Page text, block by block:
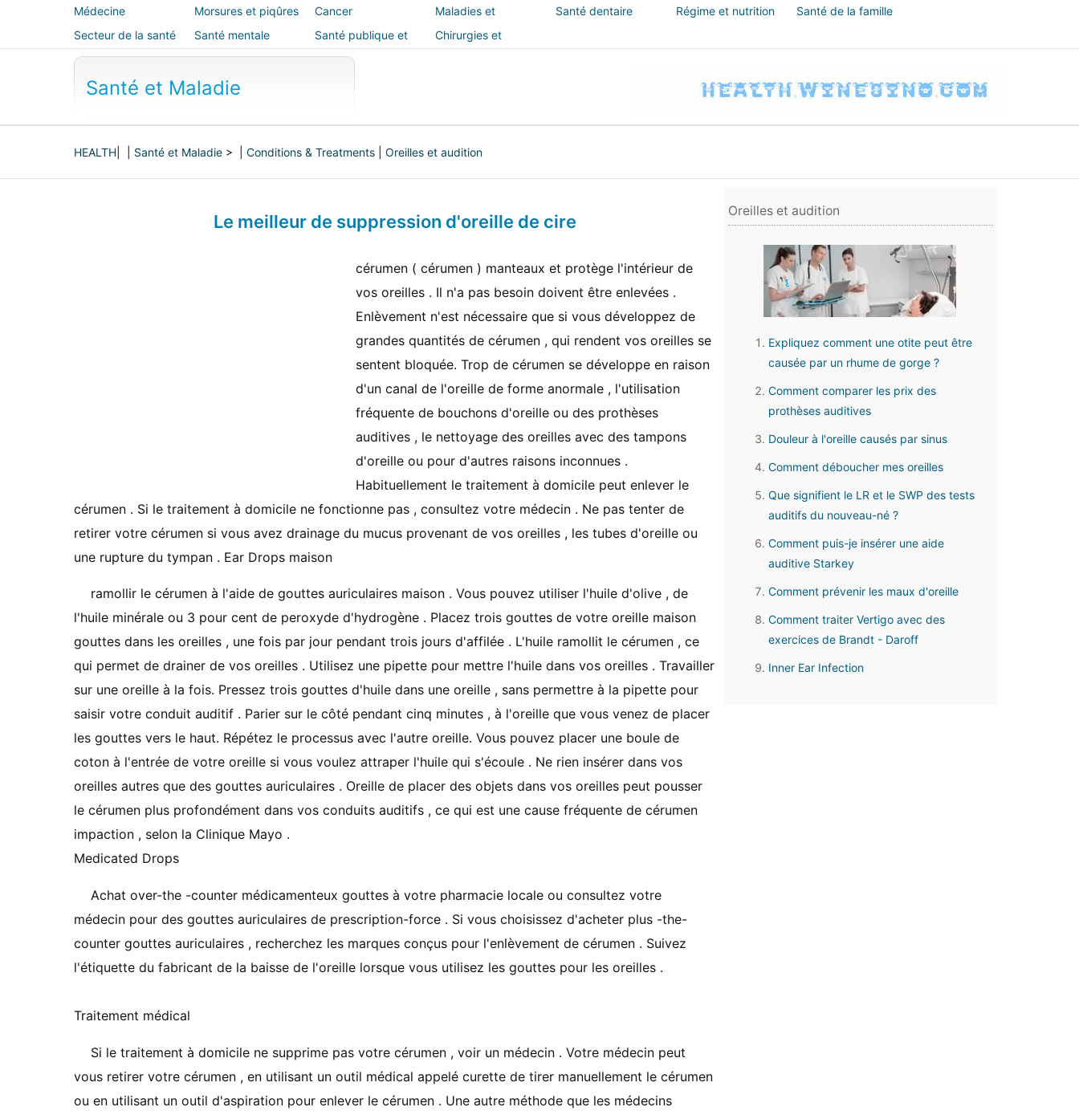
Médecine
alternative
Morsures et piqûres Cancer
Maladies et
traitements
Santé dentaire Régime et nutrition
Santé de la famille
Secteur de la santé
Santé mentale
Santé publique et
sécurité
Chirurgies et
Santé et Maladie
HEALTH Santé et Maladie > | Conditions & Treatments Oreilles et audition
Le meilleur de suppression d'oreille de cire
cérumen ( cérumen ) manteaux et protège l'intérieur de
vos oreilles . Il n'a pas besoin doivent être enlevées .
Enlèvement n'est nécessaire que si vous développez de
grandes quantités de cérumen , qui rendent vos oreilles se
sentent bloquée. Trop de cérumen se développe en raison
d'un canal de l'oreille de forme anormale , l'utilisation
fréquente de bouchons d'oreille ou des prothèses
auditives , le nettoyage des oreilles avec des tampons
d'oreille ou pour d'autres raisons inconnues .
Habituellement le traitement à domicile peut enlever le
cérumen . Si le traitement à domicile ne fonctionne pas , consultez votre médecin . Ne pas tenter de
retirer votre cérumen si vous avez drainage du mucus provenant de vos oreilles , les tubes d'oreille ou
une rupture du tympan . Ear Drops maison
ramollir le cérumen à l'aide de gouttes auriculaires maison . Vous pouvez utiliser l'huile d'olive , de
l'huile minérale ou 3 pour cent de peroxyde d'hydrogène . Placez trois gouttes de votre oreille maison
gouttes dans les oreilles , une fois par jour pendant trois jours d'affilée . L'huile ramollit le cérumen , ce
qui permet de drainer de vos oreilles . Utilisez une pipette pour mettre l'huile dans vos oreilles . Travailler
sur une oreille à la fois. Pressez trois gouttes d'huile dans une oreille , sans permettre à la pipette pour
saisir votre conduit auditif . Parier sur le côté pendant cinq minutes , à l'oreille que vous venez de placer
les gouttes vers le haut. Répétez le processus avec l'autre oreille. Vous pouvez placer une boule de
coton à l'entrée de votre oreille si vous voulez attraper l'huile qui s'écoule . Ne rien insérer dans vos
oreilles autres que des gouttes auriculaires . Oreille de placer des objets dans vos oreilles peut pousser
le cérumen plus profondément dans vos conduits auditifs , ce qui est une cause fréquente de cérumen
impaction , selon la Clinique Mayo .
Medicated Drops
Achat over-the -counter médicamenteux gouttes à votre pharmacie locale ou consultez votre
médecin pour des gouttes auriculaires de prescription-force . Si vous choisissez d'acheter plus -the-
counter gouttes auriculaires , recherchez les marques conçus pour l'enlèvement de cérumen . Suivez
l'étiquette du fabricant de la baisse de l'oreille lorsque vous utilisez les gouttes pour les oreilles .
Traitement médical
Si le traitement à domicile ne supprime pas votre cérumen , voir un médecin . Votre médecin peut
vous retirer votre cérumen , en utilisant un outil médical appelé curette de tirer manuellement le cérumen
ou en utilisant un outil d'aspiration pour enlever le cérumen . Une autre méthode que les médecins
Oreilles et audition
Expliquez comment une otite peut être
causée par un rhume de gorge ?
Comment comparer les prix des
prothèses auditives
Douleur à l'oreille causés par sinus
Comment déboucher mes oreilles
Que signifient le LR et le SWP des tests
auditifs du nouveau-né ?
Comment puis-je insérer une aide
auditive Starkey
Comment prévenir les maux d'oreille
Comment traiter Vertigo avec des
exercices de Brandt - Daroff
Inner Ear Infection